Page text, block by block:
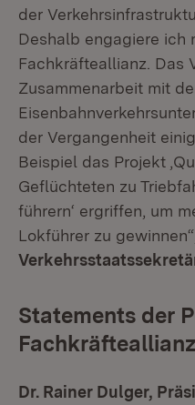
der
Deshalb engagiere ich
Fachkräfteallianz. Das
Zusammenarbeit mit
der Vergangenheit
Beispiel das Projekt
Geflüchteten zu
führern‘ ergriffen, um
Lokführer zu
Statements der
Fachkräfteallianz
Dr. Rainer Dulger,